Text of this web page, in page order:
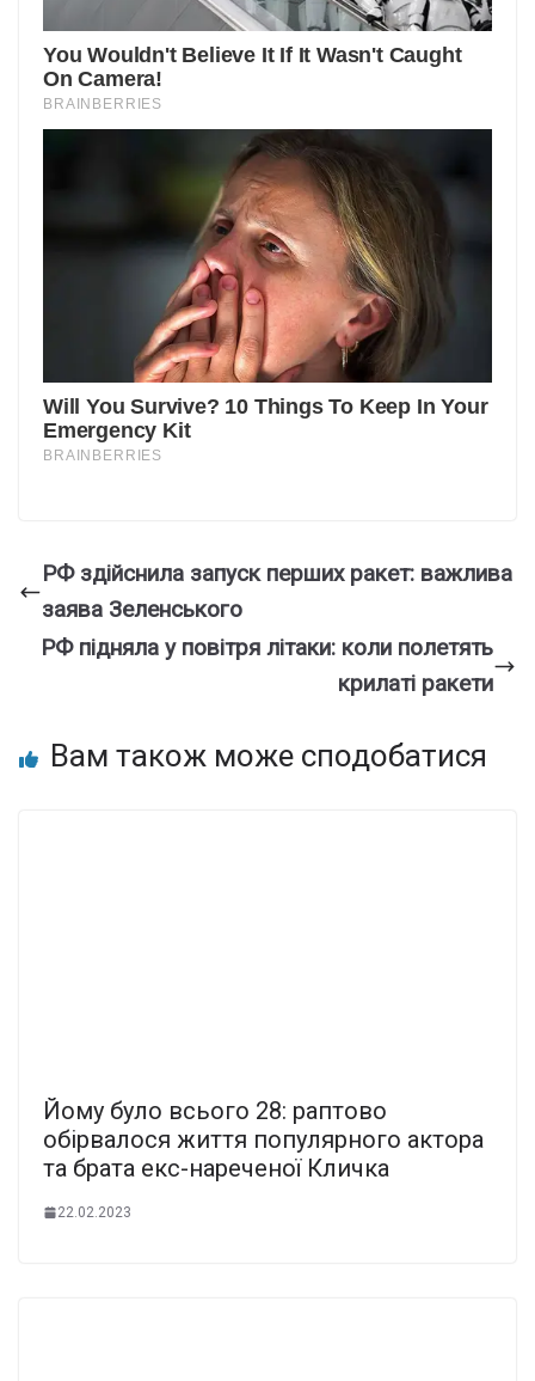
РФ здійснила запуск перших ракет: важлива
заява Зеленського
РФ підняла у повітря літаки: коли полетять
крилаті ракети
Вам також може сподобатися
Йому було всього 28: раптово
обірвалося життя популярного актора
та брата екс-нареченої Кличка
22.02.2023